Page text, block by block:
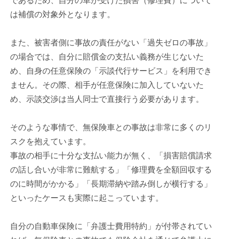
は補償の対象外となります。
また、被害者側に事故の責任がない「過失ゼロの事故」
の場合では、自分に賠償金の支払い義務が生じないた
め、自身の任意保険の「示談代行サービス」を利用でき
ません。その際、相手が任意保険に加入していないた
め、示談交渉は当人同士で直接行う必要があります。
そのような事情で、無保険車との事故は非常に多くのリ
スクを抱えています。
事故の相手に十分な支払い能力が無く、「損害賠償請求
の話し合いが非常に難航する」「修理費を全額回収する
のに時間がかかる」「長期滞納や踏み倒しが横行する」
といったケースも実際に起こっています。
自分の自動車保険に「弁護士費用特約」が付帯されてい